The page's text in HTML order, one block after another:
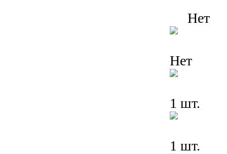
Нет
Нет
1 шт.
1 шт.